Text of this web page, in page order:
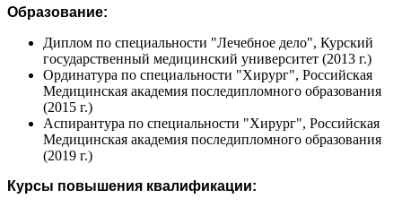
Образование:
Диплом по специальности "Лечебное дело", Курский
государственный медицинский университет (2013 г.)
Ординатура по специальности "Хирург", Российская
Медицинская академия последипломного образования
(2015 г.)
Аспирантура по специальности "Хирург", Российская
Медицинская академия последипломного образования
(2019 г.)
Курсы повышения квалификации: